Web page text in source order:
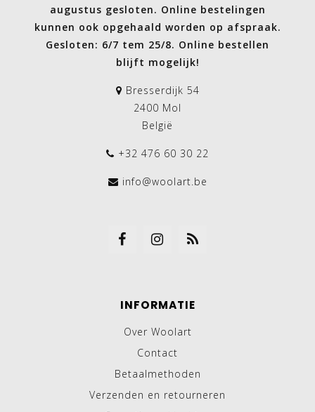
augustus gesloten. Online bestelingen
kunnen ook opgehaald worden op afspraak.
Gesloten: 6/7 tem 25/8. Online bestellen
blijft mogelijk!
Bresserdijk 54
2400 Mol
België
+32 476 60 30 22
info@woolart.be
INFORMATIE
Over Woolart
Contact
Betaalmethoden
Verzenden en retourneren